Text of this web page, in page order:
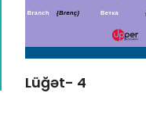
Lüğət- 4